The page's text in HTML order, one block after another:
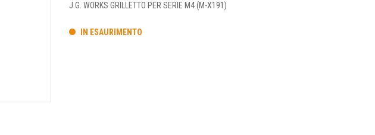
J.G. WORKS GRILLETTO PER SERIE M4 (M-X191)
IN ESAURIMENTO